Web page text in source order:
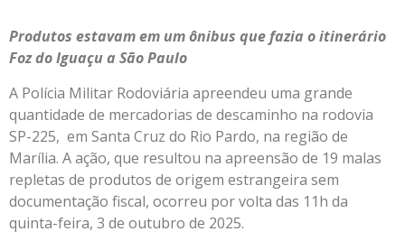
Produtos estavam em um ônibus que fazia o itinerário
Foz do Iguaçu a São Paulo
A Polícia Militar Rodoviária apreendeu uma grande
quantidade de mercadorias de descaminho na rodovia
SP-225, em Santa Cruz do Rio Pardo, na região de
Marília. A ação, que resultou na apreensão de 19 malas
repletas de produtos de origem estrangeira sem
documentação fiscal, ocorreu por volta das 11h da
quinta-feira, 3 de outubro de 2025.